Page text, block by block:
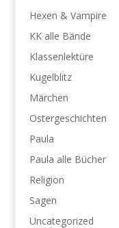
Hexen & Vampire
KK alle Bände
Klassenlektüre
Kugelblitz
Märchen
Ostergeschichten
Paula
Paula alle Bücher
Religion
Sagen
Uncategorized